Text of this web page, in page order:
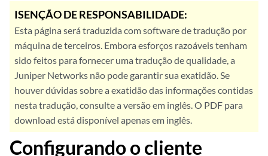
ISENÇÃO DE RESPONSABILIDADE:
Esta página será traduzida com software de tradução por
máquina de terceiros. Embora esforços razoáveis tenham
sido feitos para fornecer uma tradução de qualidade, a
Juniper Networks não pode garantir sua exatidão. Se
houver dúvidas sobre a exatidão das informações contidas
nesta tradução, consulte a versão em inglês. O PDF para
download está disponível apenas em inglês.
Configurando o cliente